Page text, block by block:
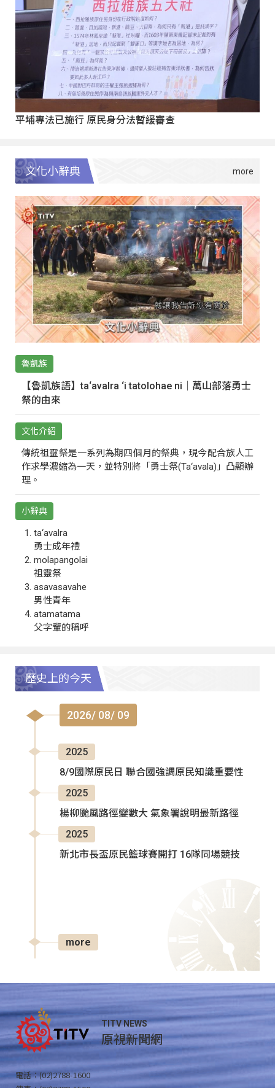
平埔專法已施行 原民身分法暫緩審查
文化小辭典
魯凱族
【魯凱族語】ta‘avalra ‘i tatolohae ni｜萬山部落勇士
祭的由來
文化介紹
傳統祖靈祭是一系列為期四個月的祭典，現今配合族人工
作求學濃縮為一天，並特別將「勇士祭(Ta‘avala)」凸顯辦
理。
小辭典
ta‘avalra
勇士成年禮
molapangolai
祖靈祭
asavasavahe
男性青年
atamatama
父字輩的稱呼
歷史上的今天
2026/ 08/ 09
2025
8/9國際原民日 聯合國強調原民知識重要性
2025
楊柳颱風路徑變數大 氣象署說明最新路徑
2025
新北市長盃原民籃球賽開打 16隊同場競技
more
TITV NEWS
原視新聞網
電話：(02)2788-1600